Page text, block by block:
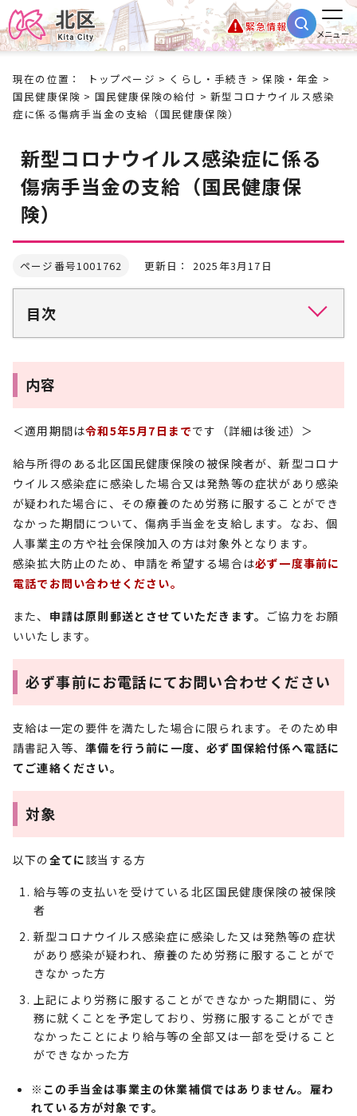
緊急情報
メニュー
現在の位置： トップページ > くらし・手続き >保険・年金 >
国民健康保険 > 国民健康保険の給付 > 新型コロナウイルス感染
症に係る傷病手当金の支給（国民健康保険）
新型コロナウイルス感染症に係る
傷病手当金の支給（国民健康保
険）
ページ番号1001762 更新日： 2025年3月17日
目次
内容
＜適用期間は令和5年5月7日までです（詳細は後述）＞
給与所得のある北区国民健康保険の被保険者が、新型コロナ
ウイルス感染症に感染した場合又は発熱等の症状があり感染
が疑われた場合に、その療養のため労務に服することができ
なかった期間について、傷病手当金を支給します。なお、個
人事業主の方や社会保険加入の方は対象外となります。
感染拡大防止のため、申請を希望する場合は必ず一度事前に
電話でお問い合わせください。
また、 申請は原則郵送とさせていただきます。 ご協力をお願
いいたします。
必ず事前にお電話にてお問い合わせください
支給は一定の要件を満たした場合に限られます。そのため申
請書記入等、準備を行う前に一度、必ず国保給付係へ電話に
てご連絡ください。
対象
以下の全てに該当する方
給与等の支払いを受けている北区国民健康保険の被保険
者
新型コロナウイルス感染症に感染した又は発熱等の症状
があり感染が疑われ、療養のため労務に服することがで
きなかった方
上記により労務に服することができなかった期間に、労
務に就くことを予定しており、労務に服することができ
なかったことにより給与等の全部又は一部を受けること
ができなかった方
※この手当金は事業主の休業補償ではありません。雇わ
れている方が対象です。